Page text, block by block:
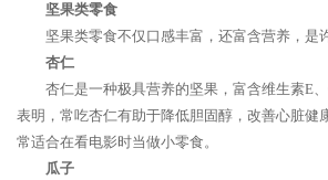
坚果类零食
坚果类零食不仅口感丰富，还富含营养，是
杏仁
杏仁是一种极具营养的坚果，富含维生素E
表明，常吃杏仁有助于降低胆固醇，改善心脏健
常适合在看电影时当做小零食。
瓜子